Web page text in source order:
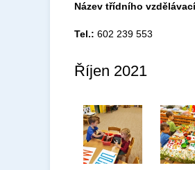
Název třídního
Tel.: 602 239 553
Říjen 2021